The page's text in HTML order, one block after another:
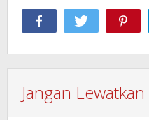
Jangan Lewatkan